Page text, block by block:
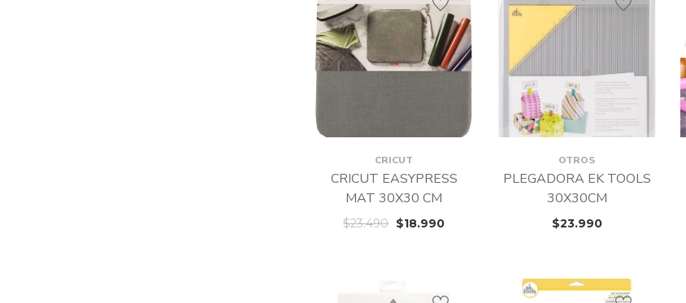
CRICUT
CRICUT EASYPRESS
MAT 30X30 CM
$23.490 $18.990
OTROS
PLEGADORA EK TOOLS
30X30CM
$23.990